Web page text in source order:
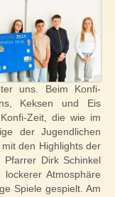
uns. Beim Konfi-
Keksen und Eis
Zeit, die wie im
der Jugendlichen
den Highlights der
Pfarrer Dirk Schinkel
Atmosphäre
Spiele gespielt. Am